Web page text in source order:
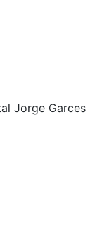
Jorge Garces